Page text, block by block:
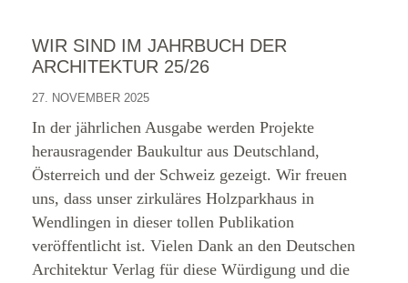
WIR SIND IM JAHRBUCH DER
ARCHITEKTUR 25/26
27. NOVEMBER 2025
In der jährlichen Ausgabe werden Projekte
herausragender Baukultur aus Deutschland,
Österreich und der Schweiz gezeigt. Wir freuen
uns, dass unser zirkuläres Holzparkhaus in
Wendlingen in dieser tollen Publikation
veröffentlicht ist. Vielen Dank an den Deutschen
Architektur Verlag für diese Würdigung und die